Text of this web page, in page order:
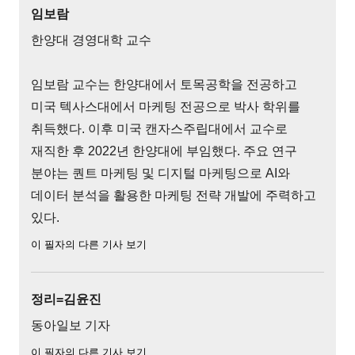
임보람
한양대 경영대학 교수
임보람 교수는 한양대에서 토목공학을 전공하고
미국 텍사스대에서 마케팅 전공으로 박사 학위를
취득했다. 이후 미국 캔자스주립대에서 교수로
재직한 후 2022년 한양대에 부임했다. 주요 연구
분야는 퀀트 마케팅 및 디지털 마케팅으로 AI와
데이터 분석을 활용한 마케팅 전략 개발에 주력하고
있다.
이 필자의 다른 기사 보기
정리=김윤진
동아일보 기자
이 필자의 다른 기사 보기